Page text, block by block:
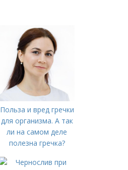
Польза и вред гречки
для организма. А так
ли на самом деле
полезна гречка?